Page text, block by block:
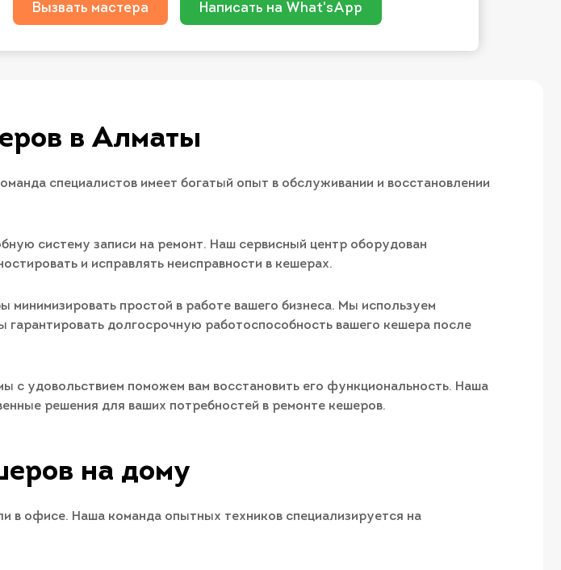
Вызвать мастера Написать на What'sApp
в Алматы
специалистов имеет богатый опыт в обслуживании и восстановлении
систему записи на ремонт. Наш сервисный центр оборудован
и исправлять неисправности в кешерах.
простой в работе вашего бизнеса. Мы используем
долгосрочную работоспособность вашего кешера после
с удовольствием поможем вам восстановить его функциональность. Наша
решения для ваших потребностей в ремонте кешеров.
на дому
в офисе. Наша команда опытных техников специализируется на